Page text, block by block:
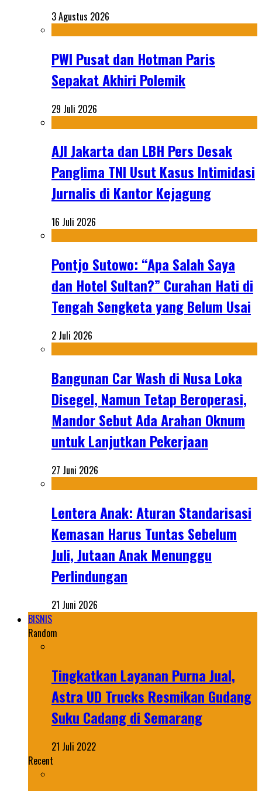
3 Agustus 2026
PWI Pusat dan Hotman Paris
Sepakat Akhiri Polemik
29 Juli 2026
AJI Jakarta dan LBH Pers Desak
Panglima TNI Usut Kasus Intimidasi
Jurnalis di Kantor Kejagung
16 Juli 2026
Pontjo Sutowo: “Apa Salah Saya
dan Hotel Sultan?” Curahan Hati di
Tengah Sengketa yang Belum Usai
2 Juli 2026
Bangunan Car Wash di Nusa Loka
Disegel, Namun Tetap Beroperasi,
Mandor Sebut Ada Arahan Oknum
untuk Lanjutkan Pekerjaan
27 Juni 2026
Lentera Anak: Aturan Standarisasi
Kemasan Harus Tuntas Sebelum
Juli, Jutaan Anak Menunggu
Perlindungan
21 Juni 2026
BISNIS
Random
Tingkatkan Layanan Purna Jual,
Astra UD Trucks Resmikan Gudang
Suku Cadang di Semarang
21 Juli 2022
Recent